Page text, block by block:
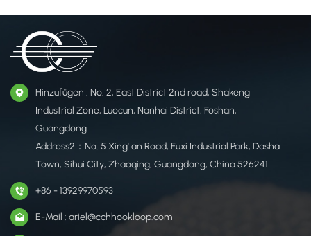
Hinzufügen : No. 2, East District 2nd road, Shakeng
Industrial Zone, Luocun, Nanhai District, Foshan,
Guangdong
Address2：No. 5 Xing' an Road, Fuxi Industrial Park, Dasha
Town, Sihui City, Zhaoqing, Guangdong, China 526241
+86 - 13929970593
E-Mail : ariel@cchhookloop.com